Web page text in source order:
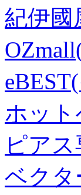
紀伊國
ホット
ピア
ベクタ